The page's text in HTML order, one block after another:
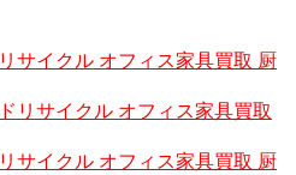
サイクル オフィス家具買取 厨
リサイクル オフィス家具買取
サイクル オフィス家具買取 厨